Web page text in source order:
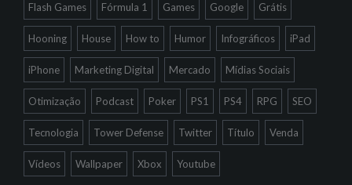
Flash Games Fórmula 1 Games Google Grátis
Hooning House How to Humor Infográficos iPad
iPhone Marketing Digital Mercado Mídias Sociais
Otimização Podcast Poker PS1 PS4 RPG SEO
Tecnologia Tower Defense Twitter Título Venda
Vídeos Wallpaper Xbox Youtube